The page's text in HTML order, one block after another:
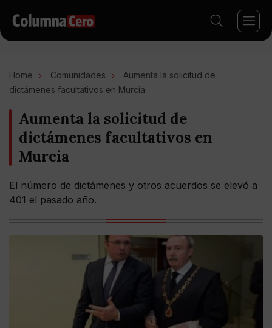
Home Comunidades
Aumenta la solicitud de
dictámenes facultativos en Murcia
Aumenta la solicitud de
dictámenes facultativos en
Murcia
El número de dictámenes y otros acuerdos se elevó a
401 el pasado año.